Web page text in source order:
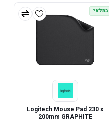
במלאי
Logitech Mouse Pad 230 x
200mm GRAPHITE